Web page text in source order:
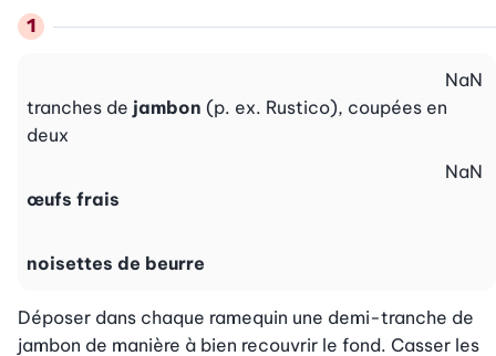
tranches de jambon (p. ex. Rustico), coupées en
deux
NaN
œufs frais
NaN
noisettes de beurre
Déposer dans chaque ramequin une demi-tranche de
jambon de manière à bien recouvrir le fond. Casser les